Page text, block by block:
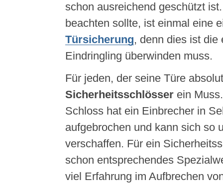
schon ausreichend geschützt
beachten sollte, ist einmal eine
Türsicherung, denn dies ist
Eindringling überwinden muss.
Für jeden, der seine Türe
Sicherheitsschlösserein
Schloss hat ein Einbrecher in
aufgebrochen und kann sich so
verschaffen. Für ein
schon entsprechendes
viel Erfahrung im Aufbrechen